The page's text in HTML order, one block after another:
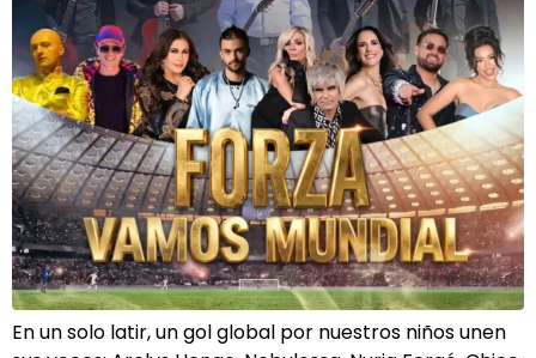
En un solo latir, un gol global por nuestros niños unen